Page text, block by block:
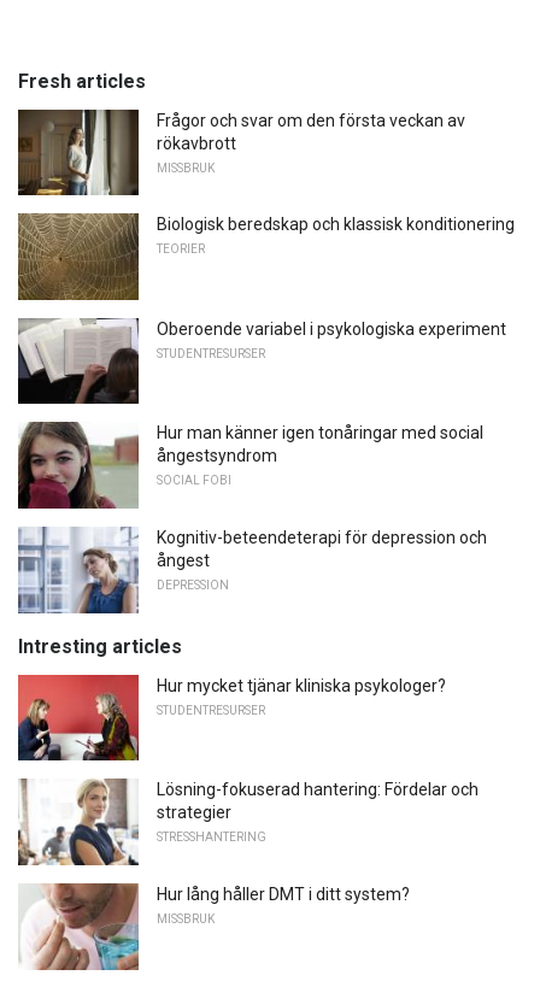
Fresh articles
Frågor och svar om den första veckan av
rökavbrott
MISSBRUK
Biologisk beredskap och klassisk konditionering
TEORIER
Oberoende variabel i psykologiska experiment
STUDENTRESURSER
Hur man känner igen tonåringar med social
ångestsyndrom
SOCIAL FOBI
Kognitiv-beteendeterapi för depression och
ångest
DEPRESSION
Intresting articles
Hur mycket tjänar kliniska psykologer?
STUDENTRESURSER
Lösning-fokuserad hantering: Fördelar och
strategier
STRESSHANTERING
Hur lång håller DMT i ditt system?
MISSBRUK